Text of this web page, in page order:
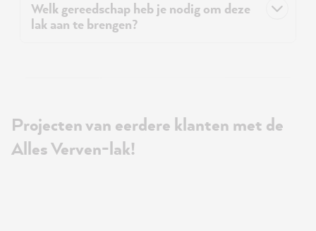
Welk gereedschap heb je nodig om deze
lak aan te brengen?
Projecten van eerdere klanten met de
Alles Verven-lak!